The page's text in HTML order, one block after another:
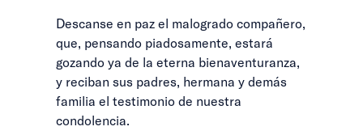
Descanse en paz el malogrado compañero,
que, pensando piadosamente, estará
gozando ya de la eterna bienaventuranza,
y reciban sus padres, hermana y demás
familia el testimonio de nuestra
condolencia.